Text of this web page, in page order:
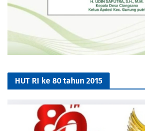
HUT RI ke 80 tahun 2015